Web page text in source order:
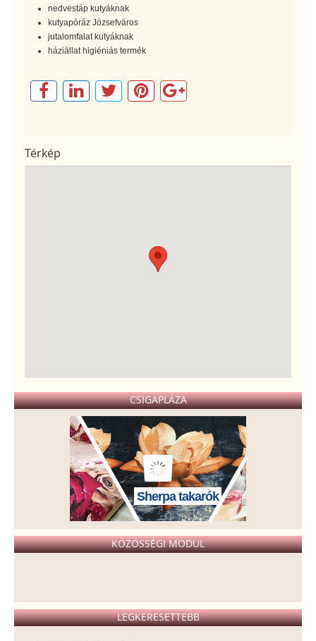
nedvestáp kutyáknak
kutyapóráz Józsefváros
jutalomfalat kutyáknak
háziállat higiéniás termék
Térkép
CSIGAPLÁZA
Sherpa takarók
KÖZÖSSÉGI MODUL
LEGKERESETTEBB